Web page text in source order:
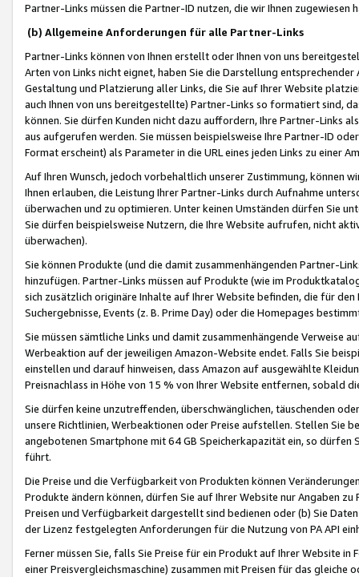
Partner-Links müssen die Partner-ID nutzen, die wir Ihnen zugewiesen
(b) Allgemeine Anforderungen für alle Partner-Links
Partner-Links können von Ihnen erstellt oder Ihnen von uns
Arten von Links nicht eignet, haben Sie die Darstellung
Gestaltung und Platzierung aller Links, die Sie auf Ihrer Website
auch Ihnen von uns bereitgestellte) Partner-Links so formatiert sind,
können. Sie dürfen Kunden nicht dazu auffordern, Ihre Partner-Links
aus aufgerufen werden. Sie müssen beispielsweise Ihre Partner-ID
Format erscheint) als Parameter in die URL eines jeden Links zu einer
Auf Ihren Wunsch, jedoch vorbehaltlich unserer Zustimmung, können
Ihnen erlauben, die Leistung Ihrer Partner-Links durch Aufnahme
überwachen und zu optimieren. Unter keinen Umständen dürfen Sie
Sie dürfen beispielsweise Nutzern, die Ihre Website aufrufen, nicht
überwachen).
Sie können Produkte (und die damit zusammenhängenden Partner-
hinzufügen. Partner-Links müssen auf Produkte (wie im
sich zusätzlich originäre Inhalte auf Ihrer Website befinden, die für
Suchergebnisse, Events (z. B. Prime Day) oder die Homepages
Sie müssen sämtliche Links und damit zusammenhängende
Werbeaktion auf der jeweiligen Amazon-Website endet. Falls Sie
einstellen und darauf hinweisen, dass Amazon auf ausgewählte
Preisnachlass in Höhe von 15 % von Ihrer Website entfernen, sobald
Sie dürfen keine unzutreffenden, überschwänglichen, täuschenden
unsere Richtlinien, Werbeaktionen oder Preise aufstellen. Stellen Sie
angebotenen Smartphone mit 64 GB Speicherkapazität ein, so dürfen
führt.
Die Preise und die Verfügbarkeit von Produkten können
Produkte ändern können, dürfen Sie auf Ihrer Website nur Angaben
Preisen und Verfügbarkeit dargestellt sind bedienen oder (b) Sie
der Lizenz festgelegten Anforderungen für die Nutzung von PA API
Ferner müssen Sie, falls Sie Preise für ein Produkt auf Ihrer Website
einer Preisvergleichsmaschine) zusammen mit Preisen für das